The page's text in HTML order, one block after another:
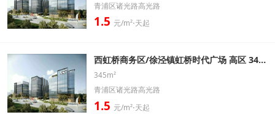
青浦区诸光路高光路
1.5 元/m²⋅天起
西虹桥商务区/徐泾镇虹桥时代广场 高区 345㎡ 精装修带家具办公室出租信息
345m²
青浦区诸光路高光路
1.5 元/m²⋅天起